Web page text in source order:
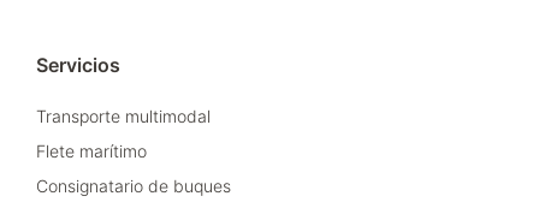
Servicios
Transporte multimodal
Flete marítimo
Consignatario de buques